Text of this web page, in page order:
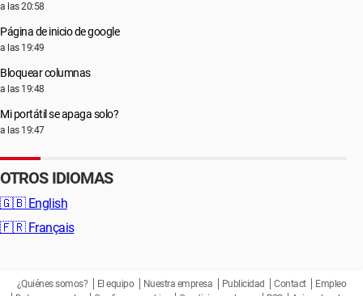
a las 20:58
Página de inicio de google
a las 19:49
Bloquear columnas
a las 19:48
Mi portátil se apaga solo?
a las 19:47
OTROS IDIOMAS
🇬🇧 English
🇫🇷 Français
¿Quiénes somos? El equipo Nuestra empresa Publicidad Contact
Empleo